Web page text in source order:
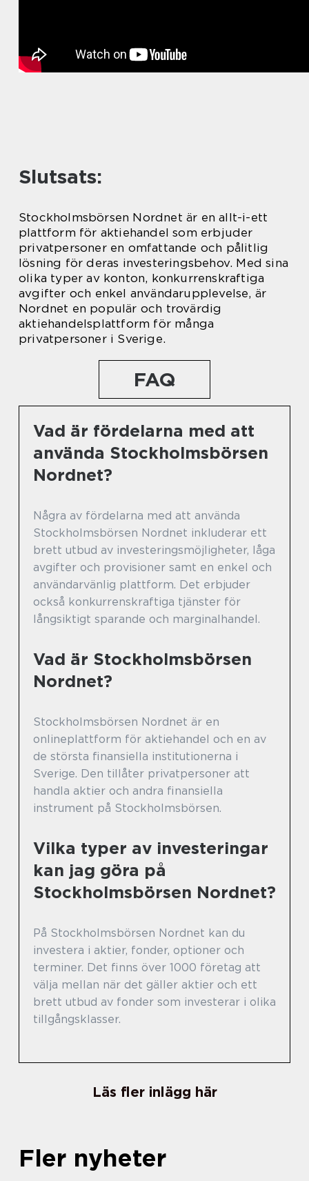
Slutsats:
Stockholmsbörsen Nordnet är en allt-i-ett
plattform för aktiehandel som erbjuder
privatpersoner en omfattande och pålitlig
lösning för deras investeringsbehov. Med sina
olika typer av konton, konkurrenskraftiga
avgifter och enkel användarupplevelse, är
Nordnet en populär och trovärdig
aktiehandelsplattform för många
privatpersoner i Sverige.
FAQ
Vad är fördelarna med att
använda Stockholmsbörsen
Nordnet?
Några av fördelarna med att använda
Stockholmsbörsen Nordnet inkluderar ett
brett utbud av investeringsmöjligheter, låga
avgifter och provisioner samt en enkel och
användarvänlig plattform. Det erbjuder
också konkurrenskraftiga tjänster för
långsiktigt sparande och marginalhandel.
Vad är Stockholmsbörsen
Nordnet?
Stockholmsbörsen Nordnet är en
onlineplattform för aktiehandel och en av
de största finansiella institutionerna i
Sverige. Den tillåter privatpersoner att
handla aktier och andra finansiella
instrument på Stockholmsbörsen.
Vilka typer av investeringar
kan jag göra på
Stockholmsbörsen Nordnet?
På Stockholmsbörsen Nordnet kan du
investera i aktier, fonder, optioner och
terminer. Det finns över 1000 företag att
välja mellan när det gäller aktier och ett
brett utbud av fonder som investerar i olika
tillgångsklasser.
Läs fler inlägg här
Fler nyheter